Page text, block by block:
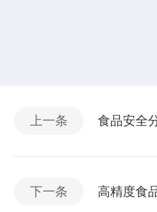
上一条 食品安全
下一条 高精度食